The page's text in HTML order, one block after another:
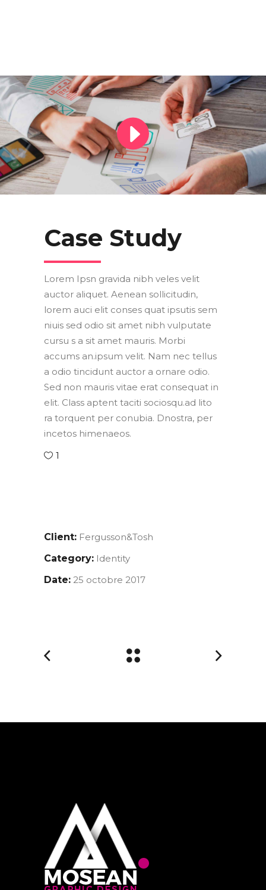
Case Study
Lorem Ipsn gravida nibh veles velit
auctor aliquet. Aenean sollicitudin,
lorem auci elit conses quat ipsutis sem
niuis sed odio sit amet nibh vulputate
cursu s a sit amet mauris. Morbi
accums an.ipsum velit. Nam nec tellus
a odio tincidunt auctor a ornare odio.
Sed non mauris vitae erat consequat in
elit. Class aptent taciti sociosqu.ad lito
ra torquent per conubia. Dnostra, per
incetos himenaeos.
1
Client: Fergusson&Tosh
Category: Identity
Date: 25 octobre 2017